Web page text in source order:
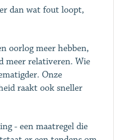
dan wat fout loopt,
oorlog meer hebben,
meer relativeren. Wie
Onze
raakt ook sneller
- een maatregel die